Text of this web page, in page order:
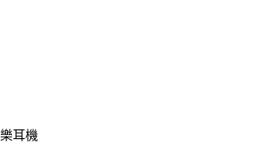
耳機